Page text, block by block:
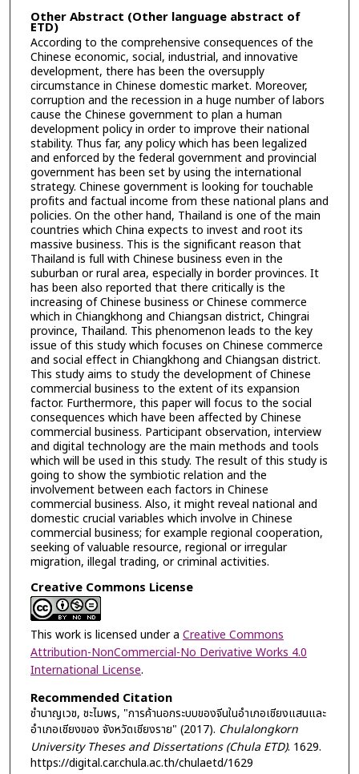
Other Abstract (Other language abstract of
ETD)
According to the comprehensive consequences of the
Chinese economic, social, industrial, and innovative
development, there has been the oversupply
circumstance in Chinese domestic market. Moreover,
corruption and the recession in a huge number of labors
cause the Chinese government to plan a human
development policy in order to improve their national
stability. Thus far, any policy which has been legalized
and enforced by the federal government and provincial
government has been set by using the international
strategy. Chinese government is looking for touchable
profits and factual income from these national plans and
policies. On the other hand, Thailand is one of the main
countries which China expects to invest and root its
massive business. This is the significant reason that
Thailand is full with Chinese business even in the
suburban or rural area, especially in border provinces. It
has been also reported that there critically is the
increasing of Chinese business or Chinese commerce
which in Chiangkhong and Chiangsan district, Chingrai
province, Thailand. This phenomenon leads to the key
issue of this study which focuses on Chinese commerce
and social effect in Chiangkhong and Chiangsan district.
This study aims to study the development of Chinese
commercial business to the extent of its expansion
factor. Furthermore, this paper will focus to the social
consequences which have been affected by Chinese
commercial business. Participant observation, interview
and digital technology are the main methods and tools
which will be used in this study. The result of this study is
going to show the symbiotic relation and the
involvement between each factors in Chinese
commercial business. Also, it might reveal national and
domestic crucial variables which involve in Chinese
commercial business; for example regional cooperation,
seeking of valuable resource, regional or irregular
migration, illegal trading, or criminal activities.
Creative Commons License
This work is licensed under a Creative Commons
Attribution-NonCommercial-No Derivative Works 4.0
International License.
Recommended Citation
ชำนาญเวช, ชะไมพร, "การค้านอกระบบของจีนในอำเภอเชียงแสนและ
อำเภอเชียงของ จังหวัดเชียงราย" (2017). Chulalongkorn
University Theses and Dissertations (Chula ETD). 1629.
https://digital.car.chula.ac.th/chulaetd/1629